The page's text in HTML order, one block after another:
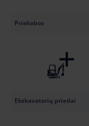
Priekabos
Ekskavatorių priedai